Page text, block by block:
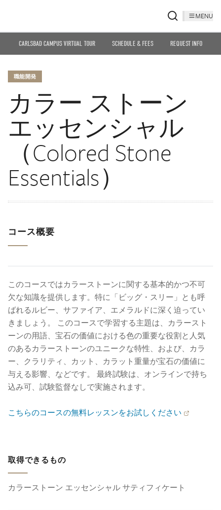
MENU
CARLSBAD CAMPUS VIRTUAL TOUR SCHEDULE & FEES REQUEST INFO
職能開発
カラー ストーン
エッセンシャル
（Colored Stone
Essentials）
コー​​ス概要
このコースではカラーストーンに関する基本的かつ不可
欠な知識を提供します。特に「ビッグ・スリー」とも呼
ばれるルビー、サファイア、エメラルドに深く迫ってい
きましょう。 このコースで学習する主題は、カラースト
ーンの用語、宝石の価値における色の重要な役割と人気
のあるカラーストーンのユニークな特性、および、カラ
ー、クラリティ、カット、カラット重量が宝石の価値に
与える影響、などです。 最終試験は、オンラインで持ち
込み可、試験監督なしで実施されます。
こちらのコースの無料レッスンをお試しください
取得できるもの
カラーストーン エッセンシャル サティフィケート